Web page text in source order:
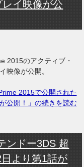
イ映像が公
2015のアクティブ・
映像が公開。
2015で公開された
公開！」の続きを読む
ンドー3DS 超
より第1話が